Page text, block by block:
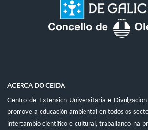
ACERCA DO CEIDA
Centro de Extensión Universitaria e
promove a educación ambiental en todos os
intercambio científico e cultural, traballando na